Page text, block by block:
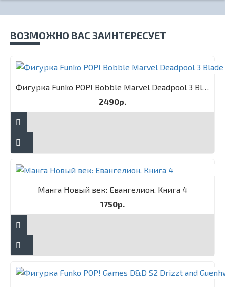
ВОЗМОЖНО ВАС ЗАИНТЕРЕСУЕТ
Фигурка Funko POP! Bobble Marvel Deadpool 3 Blade
2490р.
Манга Новый век: Евангелион. Книга 4
1750р.